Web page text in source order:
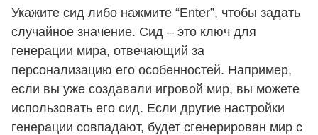
Укажите сид либо нажмите “Enter”, чтобы задать
случайное значение. Сид – это ключ для
генерации мира, отвечающий за
персонализацию его особенностей. Например,
если вы уже создавали игровой мир, вы можете
использовать его сид. Если другие настройки
генерации совпадают, будет сгенерирован мир с